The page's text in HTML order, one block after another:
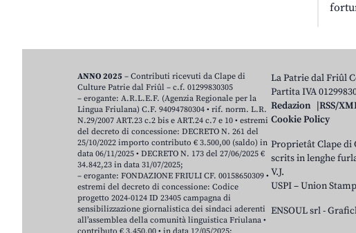
La Patrie dal Friûl
Partita IVA
Redazion
RSS/
Cookie Policy
Proprietât Clape di
scrits in lenghe
V.J.
USPI – Union
ENSOUL srl-
ANNO 2025 – Contributi ricevuti da Clape di
Culture Patrie dal Friûl – c.f. 01299830305
– erogante: A.R.L.E.F. (Agenzia Regionale per la
Lingua Friulana) C.F. 94094780304 • rif. norm. L.R.
N.29/2007 ART.23 c.2 bis e ART.24 c.7 e 10 • estremi
del decreto di concessione: DECRETO N. 261 del
25/10/2022 importo contributo € 3.500,00 (saldo) in
data 06/11/2025 • DECRETO N. 173 del 27/06/2025 €
34.842,23 in data 31/07/2025;
– erogante: FONDAZIONE FRIULI CF. 00158650309 •
estremi del decreto di concessione: Codice
progetto 2024-0124 ID 23405 campagna di
sensibilizzazione giornalistica dei sindaci aderenti
all’assemblea della comunità linguistica Friulana •